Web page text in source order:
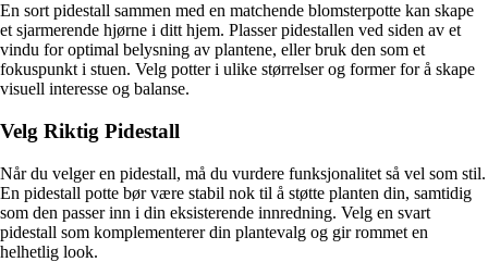
En sort pidestall sammen med en matchende blomsterpotte kan skape
et sjarmerende hjørne i ditt hjem. Plasser pidestallen ved siden av et
vindu for optimal belysning av plantene, eller bruk den som et
fokuspunkt i stuen. Velg potter i ulike størrelser og former for å skape
visuell interesse og balanse.
Velg Riktig Pidestall
Når du velger en pidestall, må du vurdere funksjonalitet så vel som stil.
En pidestall potte bør være stabil nok til å støtte planten din, samtidig
som den passer inn i din eksisterende innredning. Velg en svart
pidestall som komplementerer din plantevalg og gir rommet en
helhetlig look.